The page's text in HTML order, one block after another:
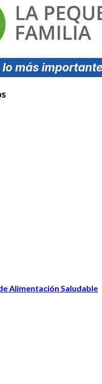
Alimentación Saludable